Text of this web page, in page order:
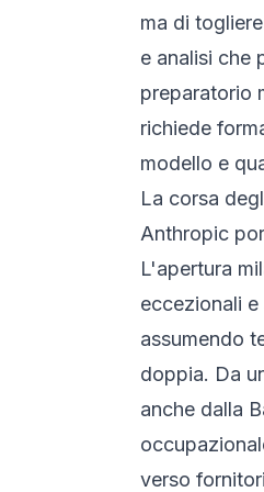
ma di
e analisi che
preparatorio
richiede
modello e
La corsa
Anthropic
L'apertura
eccezionali
assumendo
doppia. Da
anche dalla
verso